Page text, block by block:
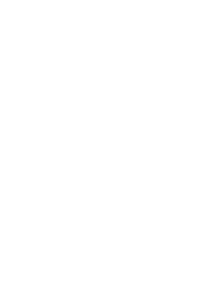
gemäß § 28